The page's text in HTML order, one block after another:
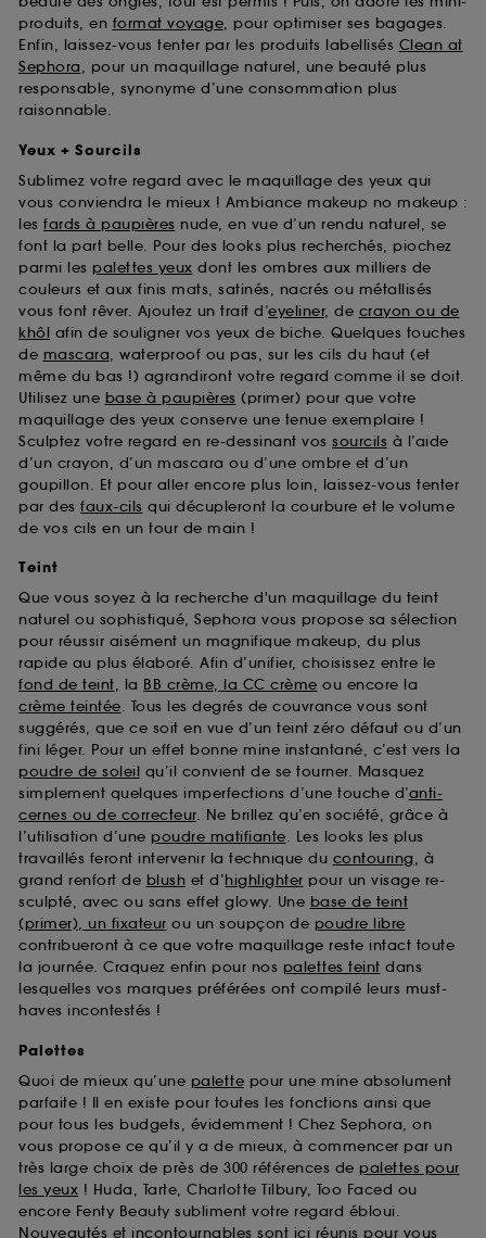
produits, en format voyage, pour optimiser ses bagages.
Enfin, laissez-vous tenter par les produits labellisés Clean at
Sephora, pour un maquillage naturel, une beauté plus
responsable, synonyme d’une consommation plus
raisonnable.
Yeux + Sourcils
Sublimez votre regard avec le maquillage des yeux qui
vous conviendra le mieux ! Ambiance makeup no makeup :
les fards à paupières nude, en vue d’un rendu naturel, se
font la part belle. Pour des looks plus recherchés, piochez
parmi les palettes yeux dont les ombres aux milliers de
couleurs et aux finis mats, satinés, nacrés ou métallisés
vous font rêver. Ajoutez un trait d’eyeliner, de crayon ou de
khôl afin de souligner vos yeux de biche. Quelques touches
de mascara, waterproof ou pas, sur les cils du haut (et
même du bas !) agrandiront votre regard comme il se doit.
Utilisez une base à paupières (primer) pour que votre
maquillage des yeux conserve une tenue exemplaire !
Sculptez votre regard en re-dessinant vos sourcils à l’aide
d’un crayon, d’un mascara ou d’une ombre et d’un
goupillon. Et pour aller encore plus loin, laissez-vous tenter
par des faux-cils qui décupleront la courbure et le volume
de vos cils en un tour de main !
Teint
Que vous soyez à la recherche d'un maquillage du teint
naturel ou sophistiqué, Sephora vous propose sa sélection
pour réussir aisément un magnifique makeup, du plus
rapide au plus élaboré. Afin d’unifier, choisissez entre le
fond de teint, la BB crème, la CC crème ou encore la
crème teintée. Tous les degrés de couvrance vous sont
suggérés, que ce soit en vue d’un teint zéro défaut ou d’un
fini léger. Pour un effet bonne mine instantané, c’est vers la
poudre de soleil qu’il convient de se tourner. Masquez
simplement quelques imperfections d’une touche d’anti-
cernes ou de correcteur. Ne brillez qu’en société, grâce à
l’utilisation d’une poudre matifiante. Les looks les plus
travaillés feront intervenir la technique du contouring, à
grand renfort de blush et d’highlighter pour un visage re-
sculpté, avec ou sans effet glowy. Une base de teint
(primer), un fixateur ou un soupçon de poudre libre
contribueront à ce que votre maquillage reste intact toute
la journée. Craquez enfin pour nos palettes teint dans
lesquelles vos marques préférées ont compilé leurs must-
haves incontestés !
Palettes
Quoi de mieux qu’une palette pour une mine absolument
parfaite ! Il en existe pour toutes les fonctions ainsi que
pour tous les budgets, évidemment ! Chez Sephora, on
vous propose ce qu’il y a de mieux, à commencer par un
très large choix de près de 300 références de palettes pour
les yeux ! Huda, Tarte, Charlotte Tilbury, Too Faced ou
encore Fenty Beauty subliment votre regard ébloui.
Nouveautés et incontournables sont ici réunis pour vous